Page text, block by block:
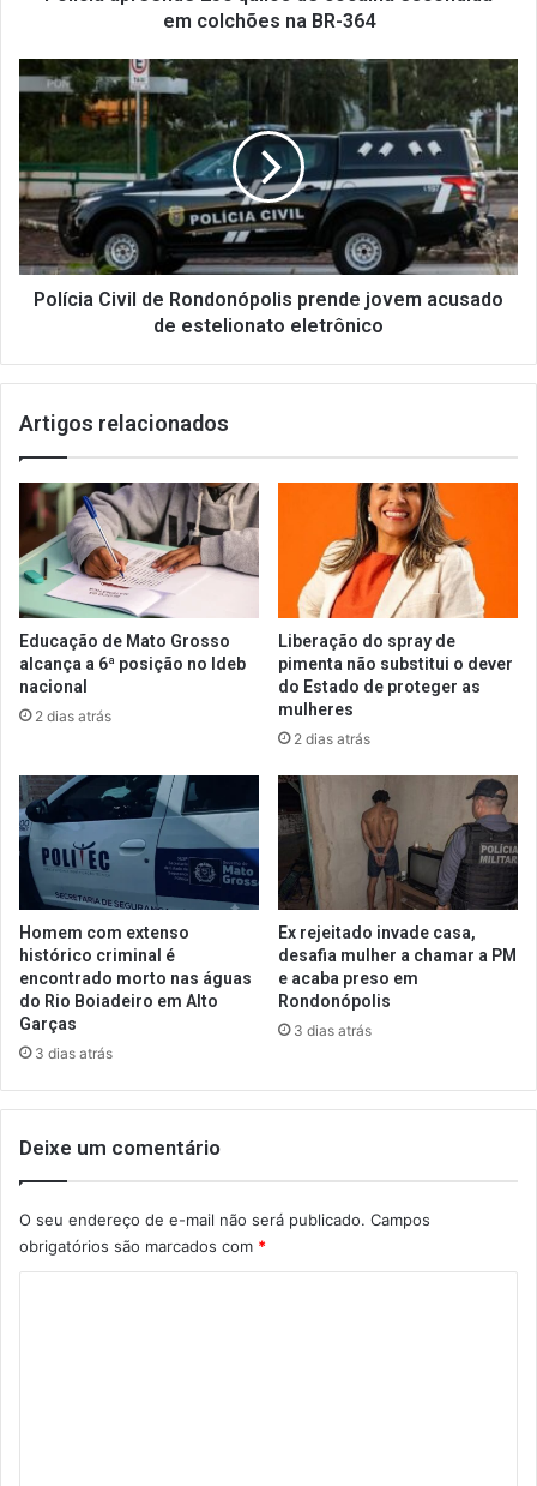
em colchões na BR-364
Polícia Civil de Rondonópolis prende jovem acusado
de estelionato eletrônico
Artigos relacionados
Educação de Mato Grosso
alcança a 6ª posição no Ideb
nacional
2 dias atrás
Liberação do spray de
pimenta não substitui o dever
do Estado de proteger as
mulheres
2 dias atrás
Homem com extenso
histórico criminal é
encontrado morto nas águas
do Rio Boiadeiro em Alto
Garças
3 dias atrás
Ex rejeitado invade casa,
desafia mulher a chamar a PM
e acaba preso em
Rondonópolis
3 dias atrás
Deixe um comentário
O seu endereço de e-mail não será publicado. Campos
obrigatórios são marcados com *